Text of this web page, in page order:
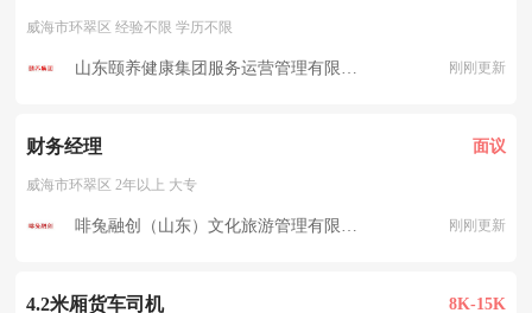
威海市环翠区 经验不限 学历不限
山东颐养健康集团服务运营管理有限公司威海护理院 刚刚更新
财务经理 面议
威海市环翠区 2年以上 大专
啡兔融创（山东）文化旅游管理有限公司 刚刚更新
4.2米厢货车司机 8K-15K